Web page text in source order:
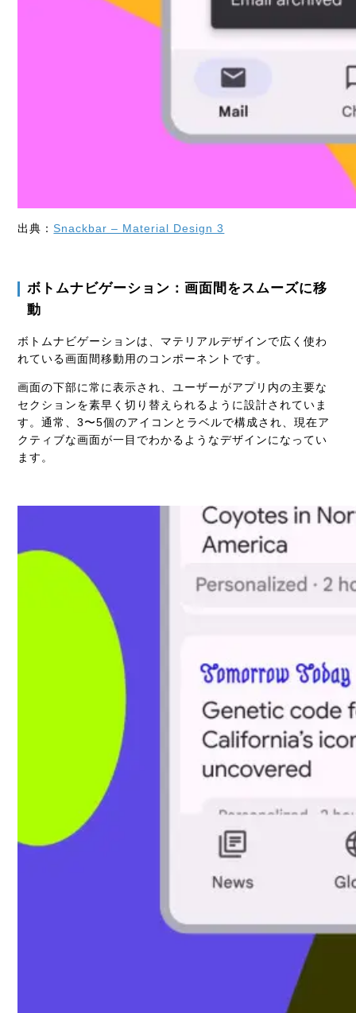
出典：Snackbar – Material Design 3
ボトムナビゲーション：画面間をスムーズに移
動
ボトムナビゲーションは、マテリアルデザインで広く使わ
れている画面間移動用のコンポーネントです。
画面の下部に常に表示され、ユーザーがアプリ内の主要な
セクションを素早く切り替えられるように設計されていま
す。通常、3〜5個のアイコンとラベルで構成され、現在ア
クティブな画面が一目でわかるようなデザインになってい
ます。